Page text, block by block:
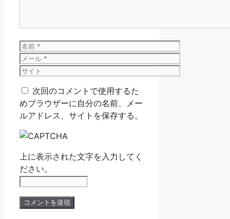
名
前
メ
ー
サ
ト 次回のコメントで使用するた
めブラウザーに自分の名前、メー
ルアドレス、サイトを保存する。
上に表示された文字を入力してく
ださい。